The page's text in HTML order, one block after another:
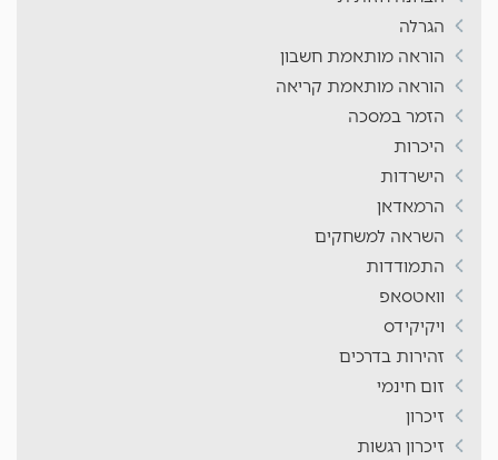
הגרלה
הוראה מותאמת חשבון
הוראה מותאמת קריאה
הזמר במסכה
היכרות
הישרדות
הרמאדאן
השראה למשחקים
התמודדות
וואטסאפ
ויקיקידס
זהירות בדרכים
זום חינמי
זיכרון
זיכרון רגשות